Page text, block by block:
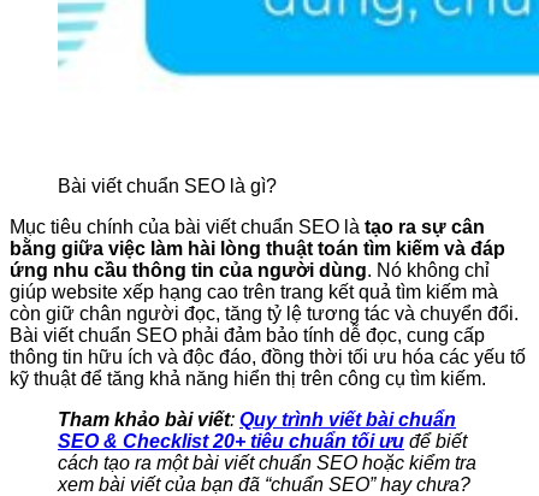
Bài viết chuẩn SEO là gì?
Mục tiêu chính của bài viết chuẩn SEO là tạo ra sự cân
bằng giữa việc làm hài lòng thuật toán tìm kiếm và đáp
ứng nhu cầu thông tin của người dùng. Nó không chỉ
giúp website xếp hạng cao trên trang kết quả tìm kiếm mà
còn giữ chân người đọc, tăng tỷ lệ tương tác và chuyển đổi.
Bài viết chuẩn SEO phải đảm bảo tính dễ đọc, cung cấp
thông tin hữu ích và độc đáo, đồng thời tối ưu hóa các yếu tố
kỹ thuật để tăng khả năng hiển thị trên công cụ tìm kiếm.
Tham khảo bài viết: Quy trình viết bài chuẩn
SEO & Checklist 20+ tiêu chuẩn tối ưu để biết
cách tạo ra một bài viết chuẩn SEO hoặc kiểm tra
xem bài viết của bạn đã “chuẩn SEO” hay chưa?